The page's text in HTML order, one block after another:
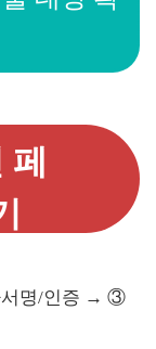
서명/인증 → ③